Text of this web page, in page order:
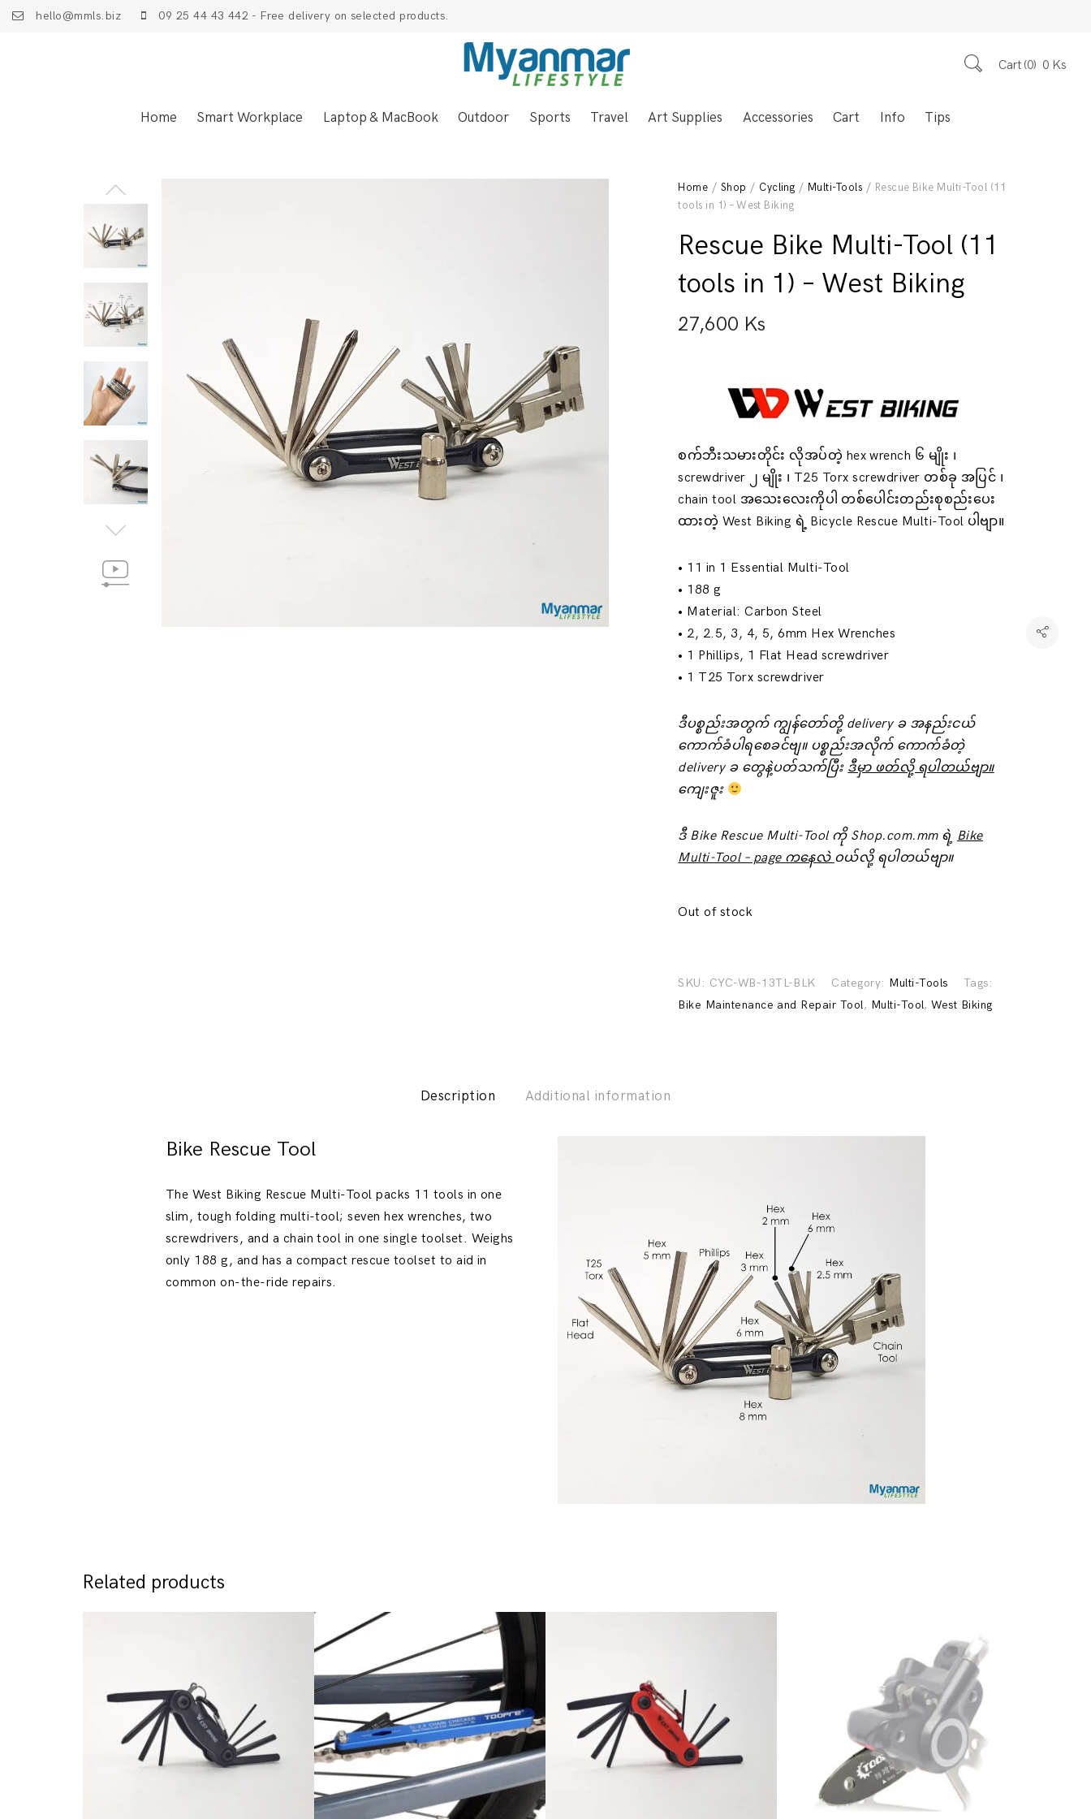
hello@mmls.biz 09 25 44 43 442 - Free delivery on selected products.
Cart 0 0 Ks
Home Smart Workplace Laptop & MacBook Outdoor Sports Travel Art Supplies Accessories Cart Info Tips
Home / Shop / Cycling / Multi-Tools / Rescue Bike Multi-Tool (11
tools in 1) – West Biking
Rescue Bike Multi-Tool (11
tools in 1) – West Biking
27,600 Ks
စက်ဘီးသမားတိုင်း လိုအပ်တဲ့ hex wrench ၆ မျိုး ၊
screwdriver ၂ မျိုး ၊ T25 Torx screwdriver တစ်ခု အပြင် ၊
chain tool အသေးလေးကိုပါ တစ်ပေါင်းတည်းစုစည်းပေး
ထားတဲ့ West Biking ရဲ့ Bicycle Rescue Multi-Tool ပါဗျာ။
• 11 in 1 Essential Multi-Tool
• 188 g
• Material: Carbon Steel
• 2, 2.5, 3, 4, 5, 6mm Hex Wrenches
• 1 Phillips, 1 Flat Head screwdriver
• 1 T25 Torx screwdriver
ဒီပစ္စည်းအတွက် ကျွန်တော်တို့ delivery ခ အနည်းငယ်
‌ကောက်ခံပါရစေခင်ဗျ။ ပစ္စည်းအလိုက် ကောက်ခံတဲ့
delivery ခ ‌တွေနဲ့ပတ်သက်ပြီး ဒီမှာ ဖတ်လို့ ရပါတယ်ဗျာ။
ကျေးဇူး
ဒီ Bike Rescue Multi-Tool ကို Shop.com.mm ရဲ့ Bike
Multi-Tool – page ကနေလဲ ဝယ်လို့ ရပါတယ်ဗျာ။
Out of stock
SKU: CYC-WB-13TL-BLK Category: Multi-Tools
Tags:
Bike Maintenance and Repair Tool, Multi-Tool,West Biking
Description Additional information
Bike Rescue Tool
The West Biking Rescue Multi-Tool packs 11 tools in one
slim, tough folding multi-tool; seven hex wrenches, two
screwdrivers, and a chain tool in one single toolset. Weighs
only 188 g, and has a compact rescue toolset to aid in
common on-the-ride repairs.
Related products